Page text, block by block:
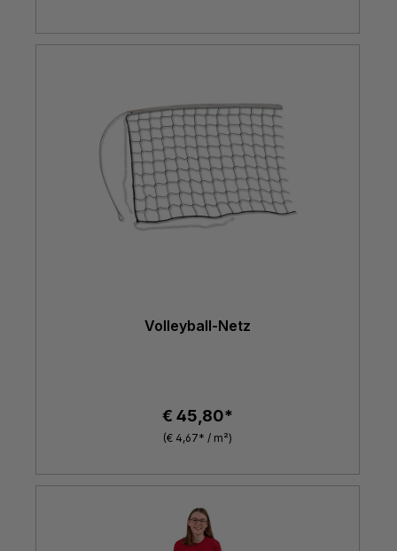
Volleyball-Netz
€ 45,80*
(€ 4,67* / m²)